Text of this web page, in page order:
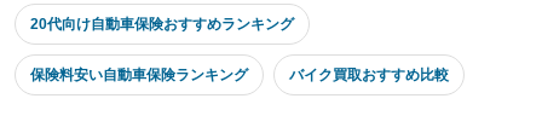
20代向け自動車保険おすすめランキング
保険料安い自動車保険ランキング バイク買取おすすめ比較